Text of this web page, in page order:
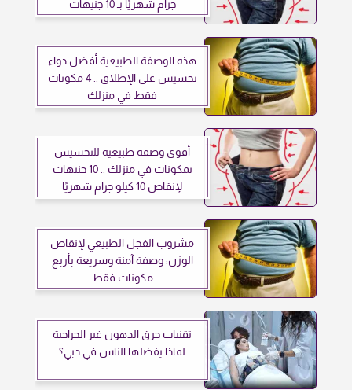
جرام شهريًا بـ 10 جنيهات
هذه الوصفة الطبيعية أفضل دواء
تخسيس على الإطلاق .. 4 مكونات
فقط في منزلك
أقوى وصفة طبيعية للتخسيس
بمكونات في منزلك .. 10 جنيهات
لإنقاص 10 كيلو جرام شهريًا
مشروب الفجل الطبيعي لإنقاص
الوزن: وصفة آمنة وسريعة بأربع
مكونات فقط
تقنيات حرق الدهون غير الجراحية
لماذا يفضلها الناس في دبي؟